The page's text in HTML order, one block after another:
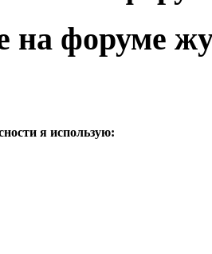
на форуме
я использую: